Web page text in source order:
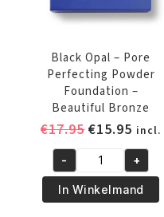
Black Opal – Pore
Perfecting Powder
Foundation –
Beautiful Bronze
€17.95
was:
€17.95.
€15.95
prijs
is:
incl.
Black
Opal
–
- +
In Winkelmand